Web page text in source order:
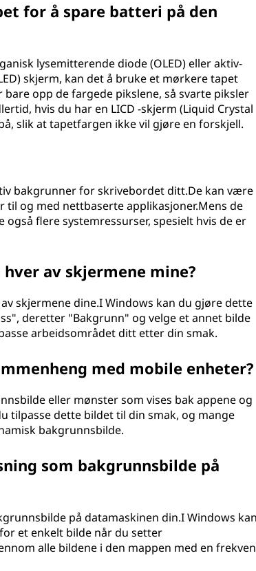
for å spare batteri på den
lysemitterende diode (OLED) eller aktiv-
skjerm, kan det å bruke et mørkere tapet
opp de fargede pikslene, så svarte piksler
hvis du har en LICD -skjerm (Liquid Crystal
slik at tapetfargen ikke vil gjøre en forskjell.
bakgrunner for skrivebordet ditt.De kan være
til og med nettbaserte applikasjoner.Mens de
flere systemressurser, spesielt hvis de er
av skjermene mine?
skjermene dine.I Windows kan du gjøre dette
deretter "Bakgrunn" og velge et annet bilde
arbeidsområdet ditt etter din smak.
med mobile enheter?
eller mønster som vises bak appene og
tilpasse dette bildet til din smak, og mange
bakgrunnsbilde.
som bakgrunnsbilde på
på datamaskinen din.I Windows kan
et enkelt bilde når du setter
alle bildene i den mappen med en